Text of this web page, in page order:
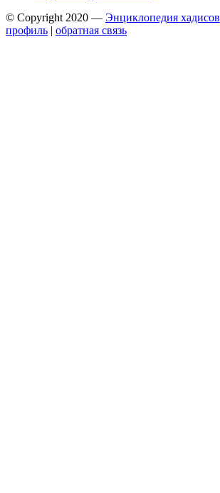
© Copyright 2020 — Энциклопедия хадисов
профиль | обратная связь